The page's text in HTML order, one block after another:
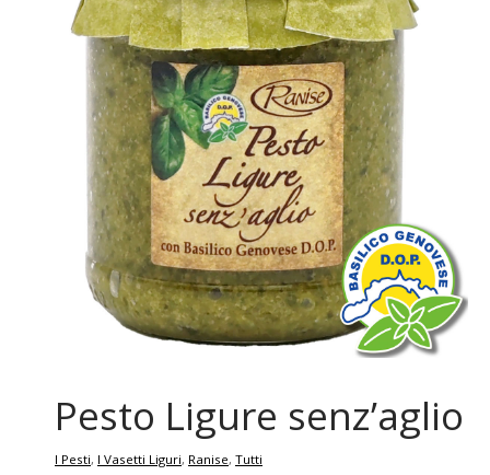
Pesto Ligure senz’aglio
I Pesti, I Vasetti Liguri, Ranise, Tutti